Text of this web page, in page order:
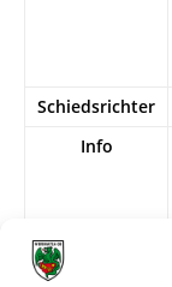
Schiedsrichter
Info